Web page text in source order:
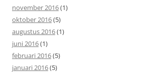
november 2016(1)
oktober 2016(5)
augustus 2016(1)
juni 2016(1)
februari 2016(5)
januari 2016(5)